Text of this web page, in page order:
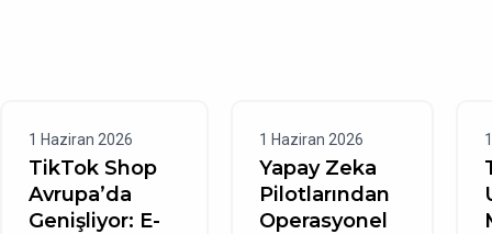
1 Haziran 2026
TikTok Shop
Avrupa’da
Genişliyor: E-
1 Haziran 2026
Yapay Zeka
Pilotlarından
Operasyonel